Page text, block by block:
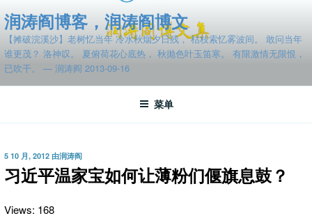
至
容
润涛阎博客，润涛阎博文
【摊破浣溪沙】老树忆当年 冷水秋烟夕日残， 枯枝索忆雾波间。 敢问当年
谁更茂？ 洛神叹。 夏俯荷花心底热， 秋抛色叶玉笛寒。 有限激情无限恨，
已吹干。 — 润涛阎 2013-09-16
菜单
发
布
于
5 10 月, 2012 由润涛阎
习近平温家宝如何让薄粉们偃旗息鼓？
Views: 168